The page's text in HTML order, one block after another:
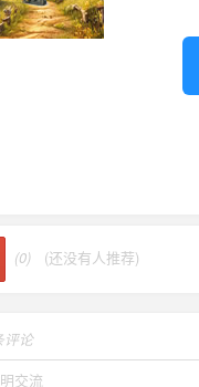
(0) (还没有人推荐)
评论